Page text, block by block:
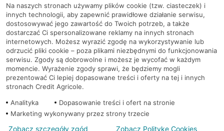
RODO
Regulamin serwisu
Mapa serwisu
PolitykaCookies
Na naszych stronach używamy plików cookie (tzw. ciasteczek) i
innych technologii, aby zapewnić prawidłowe działanie serwisu,
dostosowywać jego zawartość do Twoich potrzeb, a także
dostarczać Ci spersonalizowane reklamy na innych stronach
internetowych. Możesz wyrazić zgodę na wykorzystywanie lub
odrzucić pliki cookie – poza plikami niezbędnymi do funkcjonowania
serwisu. Zgody są dobrowolne i możesz je wycofać w każdym
momencie. Wyrażenie zgody sprawi, że będziemy mogli
prezentować Ci lepiej dopasowane treści i oferty na tej i innych
stronach Credit Agricole.
Analityka
Dopasowanie treści i ofert na stronie
Marketing wykonywany przez strony trzecie
Zobacz szczegóły zgód Zobacz Politykę Cookies